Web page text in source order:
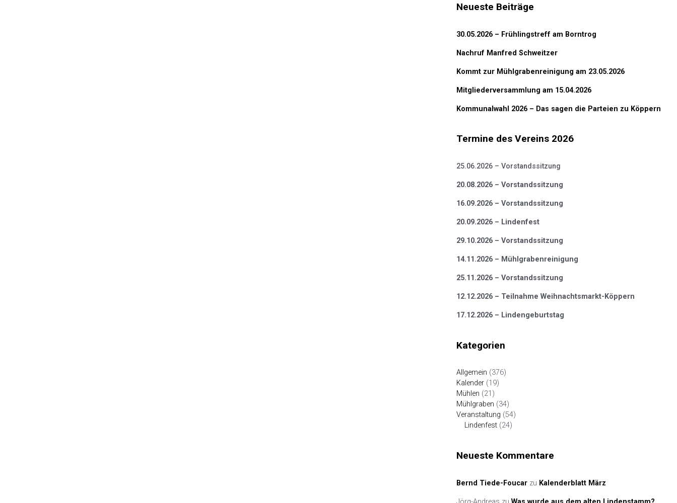
Neueste Beiträge
30.05.2026 – Frühlingstreff am Borntrog
Nachruf Manfred Schweitzer
Kommt zur Mühlgrabenreinigung am 23.05.2026
Mitgliederversammlung am 15.04.2026
Kommunalwahl 2026 – Das sagen die Parteien zu Köppern
Termine des Vereins 2026
25.06.2026 – Vorstandssitzung
20.08.2026 – Vorstandssitzung
16.09.2026 – Vorstandssitzung
20.09.2026 – Lindenfest
29.10.2026 – Vorstandssitzung
14.11.2026 – Mühlgrabenreinigung
25.11.2026 – Vorstandssitzung
12.12.2026 – Teilnahme Weihnachtsmarkt-Köppern
17.12.2026 – Lindengeburtstag
Kategorien
Allgemein (376)
Kalender (19)
Mühlen (21)
Mühlgraben (34)
Veranstaltung (54)
Lindenfest (24)
Neueste Kommentare
Bernd Tiede-Foucar zu Kalenderblatt März